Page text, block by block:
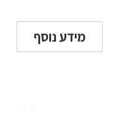
מידע נוסף